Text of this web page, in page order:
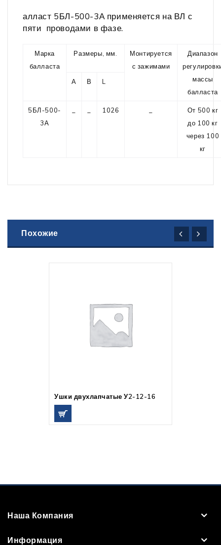
алласт 5БЛ-500-3А применяется на ВЛ с
пяти проводами в фазе.
Марка
балласта
Размеры, мм.
Монтируется
с зажимами
Диапазон
массы
балласта
А В L
5БЛ-500-
3А
1026
От 500 кг
до 100 кг
через 100
кг
Похожие
Ушки двухлапчатые У2-12-16
Наша Компания
Информация